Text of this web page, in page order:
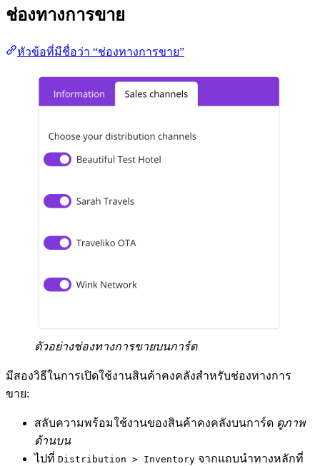
ช่องทางการขาย
หัวข้อที่มีชื่อว่า “ช่องทางการขาย”
ตัวอย่างช่องทางการขายบนการ์ด
มีสองวิธีในการเปิดใช้งานสินค้าคงคลังสำหรับช่องทางการ
ขาย:
สลับความพร้อมใช้งานของสินค้าคงคลังบนการ์ด ดูภาพ
ด้านบน
ไปที่ Distribution > Inventory จากแถบนำทางหลักที่